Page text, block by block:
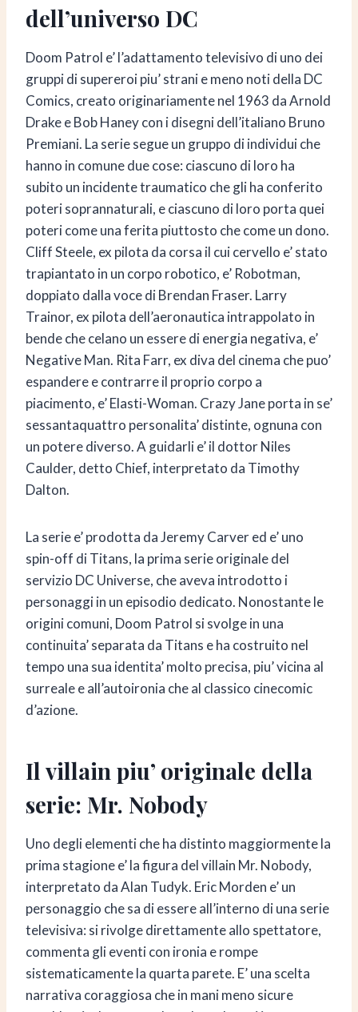
dell’universo DC
Doom Patrol e’ l’adattamento televisivo di uno dei
gruppi di supereroi piu’ strani e meno noti della DC
Comics, creato originariamente nel 1963 da Arnold
Drake e Bob Haney con i disegni dell’italiano Bruno
Premiani. La serie segue un gruppo di individui che
hanno in comune due cose: ciascuno di loro ha
subito un incidente traumatico che gli ha conferito
poteri soprannaturali, e ciascuno di loro porta quei
poteri come una ferita piuttosto che come un dono.
Cliff Steele, ex pilota da corsa il cui cervello e’ stato
trapiantato in un corpo robotico, e’ Robotman,
doppiato dalla voce di Brendan Fraser. Larry
Trainor, ex pilota dell’aeronautica intrappolato in
bende che celano un essere di energia negativa, e’
Negative Man. Rita Farr, ex diva del cinema che puo’
espandere e contrarre il proprio corpo a
piacimento, e’ Elasti-Woman. Crazy Jane porta in se’
sessantaquattro personalita’ distinte, ognuna con
un potere diverso. A guidarli e’ il dottor Niles
Caulder, detto Chief, interpretato da Timothy
Dalton.
La serie e’ prodotta da Jeremy Carver ed e’ uno
spin-off di Titans, la prima serie originale del
servizio DC Universe, che aveva introdotto i
personaggi in un episodio dedicato. Nonostante le
origini comuni, Doom Patrol si svolge in una
continuita’ separata da Titans e ha costruito nel
tempo una sua identita’ molto precisa, piu’ vicina al
surreale e all’autoironia che al classico cinecomic
d’azione.
Il villain piu’ originale della
serie: Mr. Nobody
Uno degli elementi che ha distinto maggiormente la
prima stagione e’ la figura del villain Mr. Nobody,
interpretato da Alan Tudyk. Eric Morden e’ un
personaggio che sa di essere all’interno di una serie
televisiva: si rivolge direttamente allo spettatore,
commenta gli eventi con ironia e rompe
sistematicamente la quarta parete. E’ una scelta
narrativa coraggiosa che in mani meno sicure